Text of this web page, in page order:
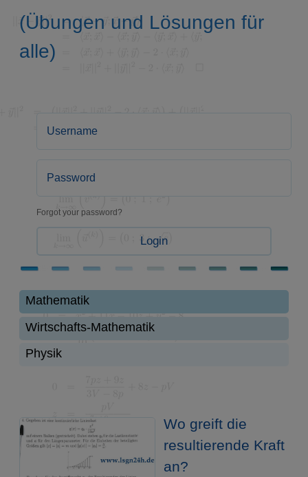
(Übungen und Lösungen für
alle)
Forgot your password?
Login
Mathematik
Wirtschafts-Mathematik
Physik
Wo greift die
resultierende Kraft
an?